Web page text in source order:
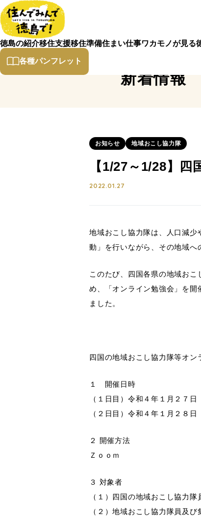
徳島の紹介移住支援移住準備住まい仕事ワカモノが見る
各種パンフレット
新着情報
お知らせ 地域おこし協力隊
【1/27～1/28】
2022.01.27
地域おこし協力隊は、人口減
動」を行いながら、その地域へ
このたび、四国各県の地域お
め、「オンライン勉強会」を開
ました。
四国の地域おこし協力隊等オン
１ 開催日時
（１日目）令和４年１月２７
（２日目）令和４年１月２８
２ 開催方法
Ｚｏｏｍ
３ 対象者
（１）四国の地域おこし協力隊
（２）地域おこし協力隊員及